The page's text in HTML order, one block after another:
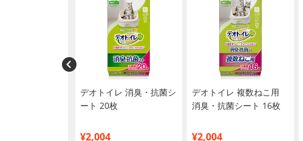
デオトイレ 消臭・抗菌シ
ート 20枚
¥2,004
デオトイレ 複数ねこ用
消臭・抗菌シート 16枚
¥2,004